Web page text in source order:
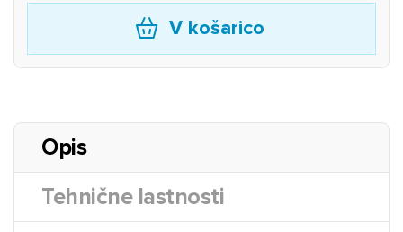
V košarico
Opis
Tehnične lastnosti